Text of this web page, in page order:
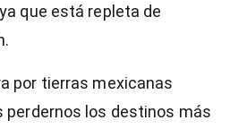
que está repleta de
por tierras mexicanas
perdernos los destinos más